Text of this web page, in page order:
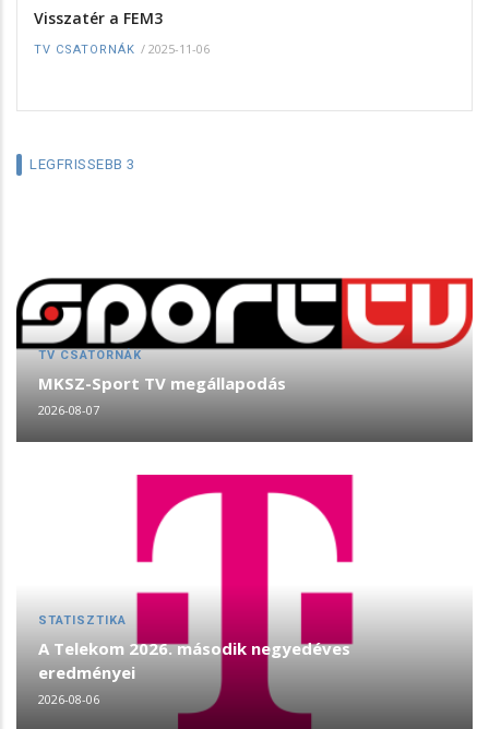
Visszatér a FEM3
TV CSATORNÁK / 2025-11-06
LEGFRISSEBB 3
TV CSATORNÁK
MKSZ-Sport TV megállapodás
2026-08-07
STATISZTIKA
A Telekom 2026. második negyedéves
eredményei
2026-08-06